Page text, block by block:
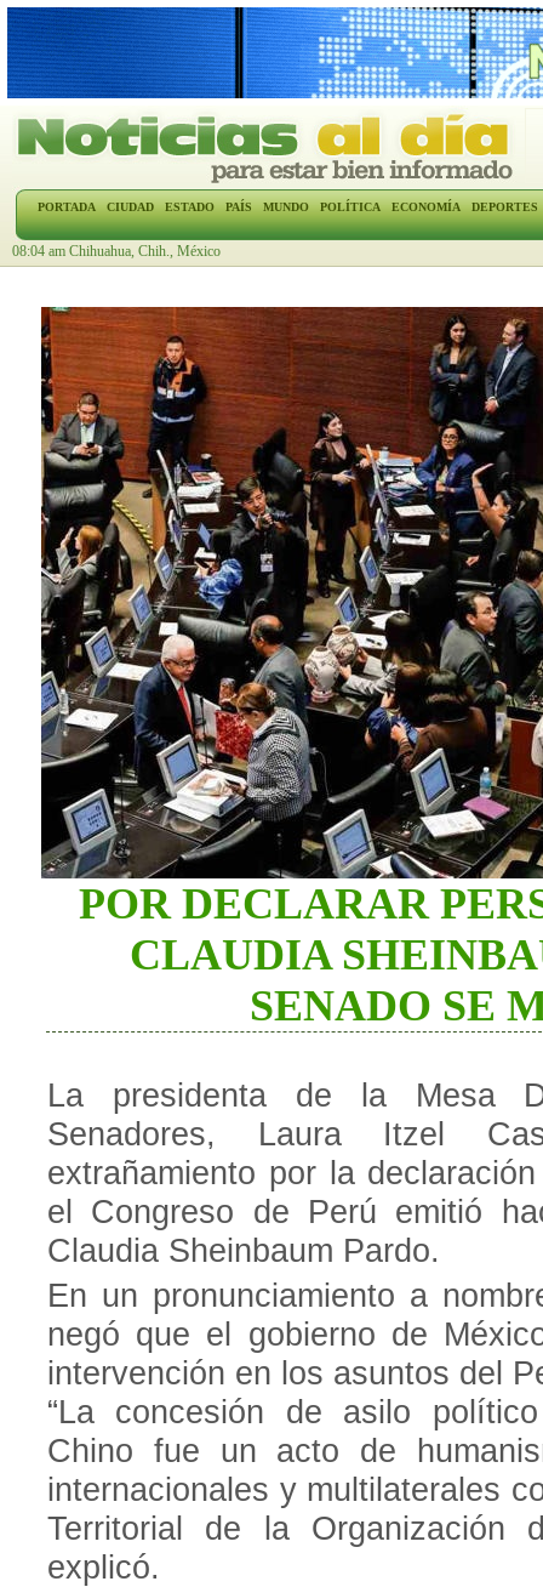
PORTADA CIUDAD ESTADO PAÍS MUNDO POLÍTICA ECONOMÍA DEPORTES
08:04 am Chihuahua, Chih., México
POR DECLARAR
CLAUDIA
SENADO SE
La presidenta de la Mesa
Senadores, Laura Itzel
extrañamiento por la
el Congreso de Perú emitió
Claudia Sheinbaum Pardo.
En un pronunciamiento a
negó que el gobierno de
intervención en los asuntos del
“La concesión de asilo
Chino fue un acto de
internacionales y multilaterales
Territorial de la Organización
explicó.